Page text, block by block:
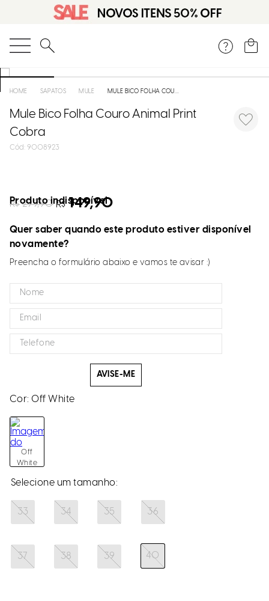
O que você está procurando?
SAPATOS MULE MULE BICO FOLHA COURO ANIMAL PRINT COBRA
Mule Bico Folha Couro Animal Print
Cobra
: 9008923
R$ 299,90 R$ 149,90
Produto indisponível
Quer saber quando este produto estiver disponível
novamente?
Preencha o formulário abaixo e vamos te avisar :)
AVISE-ME
Cor:Off White
Off
White
33 34 35 36
37 38 39 40